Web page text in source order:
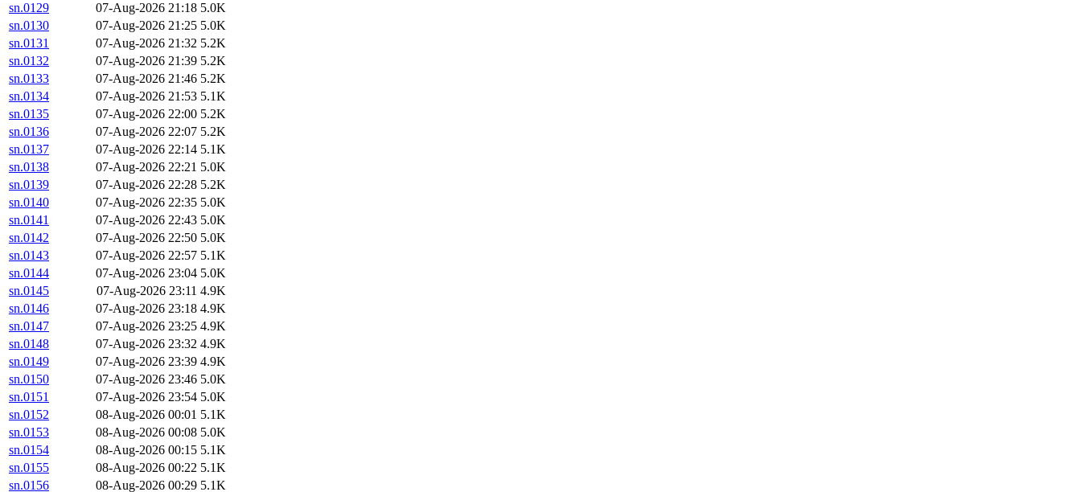
sn.0129
07-Aug-2026 21:18 5.0K
sn.0130
07-Aug-2026 21:25 5.0K
sn.0131
07-Aug-2026 21:32 5.2K
sn.0132
07-Aug-2026 21:39 5.2K
sn.0133
07-Aug-2026 21:46 5.2K
sn.0134
07-Aug-2026 21:53 5.1K
sn.0135
07-Aug-2026 22:00 5.2K
sn.0136
07-Aug-2026 22:07 5.2K
sn.0137
07-Aug-2026 22:14 5.1K
sn.0138
07-Aug-2026 22:21 5.0K
sn.0139
07-Aug-2026 22:28 5.2K
sn.0140
07-Aug-2026 22:35 5.0K
sn.0141
07-Aug-2026 22:43 5.0K
sn.0142
07-Aug-2026 22:50 5.0K
sn.0143
07-Aug-2026 22:57 5.1K
sn.0144
07-Aug-2026 23:04 5.0K
sn.0145
07-Aug-2026 23:11 4.9K
sn.0146
07-Aug-2026 23:18 4.9K
sn.0147
07-Aug-2026 23:25 4.9K
sn.0148
07-Aug-2026 23:32 4.9K
sn.0149
07-Aug-2026 23:39 4.9K
sn.0150
07-Aug-2026 23:46 5.0K
sn.0151
07-Aug-2026 23:54 5.0K
sn.0152
08-Aug-2026 00:01 5.1K
sn.0153
08-Aug-2026 00:08 5.0K
sn.0154
08-Aug-2026 00:15 5.1K
sn.0155
08-Aug-2026 00:22 5.1K
sn.0156
08-Aug-2026 00:29 5.1K